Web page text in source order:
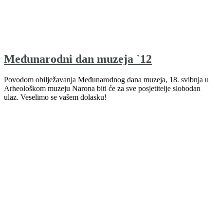
Međunarodni dan muzeja `12
Povodom obilježavanja Međunarodnog dana muzeja, 18. svibnja u
Arheološkom muzeju Narona biti će za sve posjetitelje slobodan
ulaz. Veselimo se vašem dolasku!